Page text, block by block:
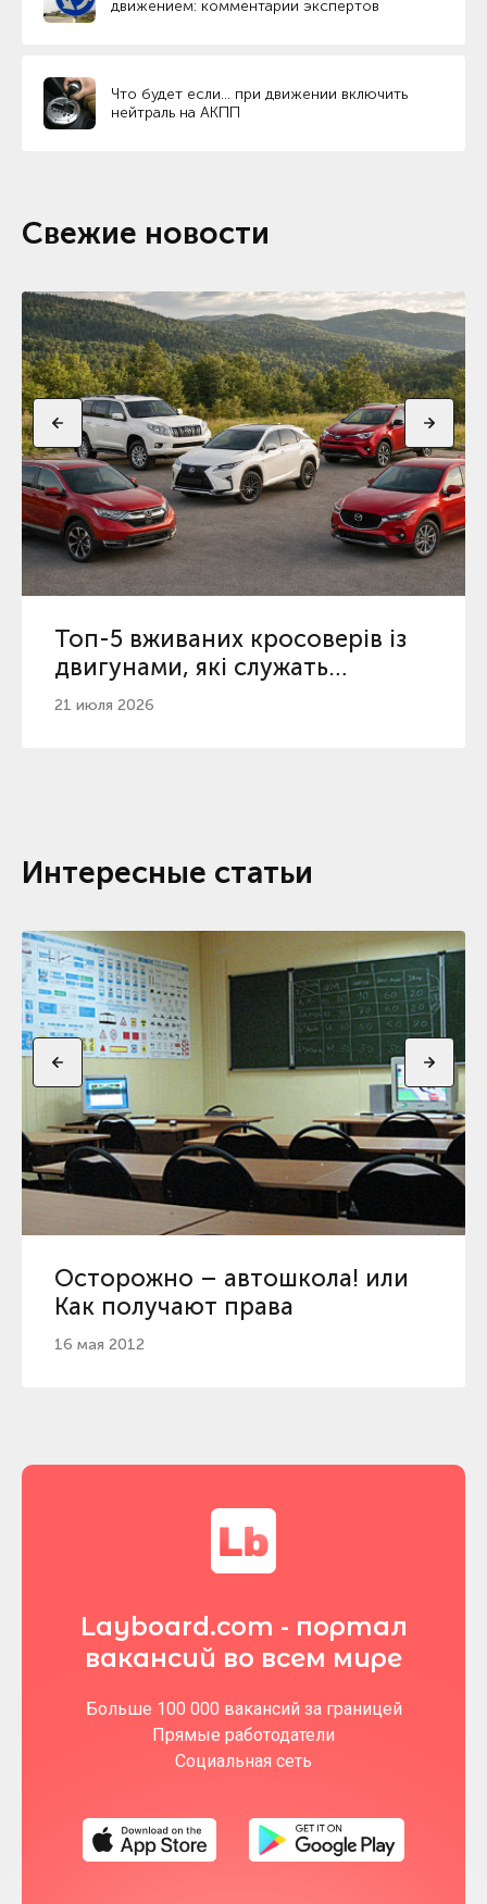
движением: комментарии экспертов
Что будет если… при движении включить
нейтраль на АКПП
Свежие новости
Топ-5 вживаних кросоверів із
двигунами, які служать
найдовше
21 июля 2026
Интересные статьи
Осторожно – автошкола! или
Как получают права
16 мая 2012
Layboard.com - портал
вакансий во всем мире
Больше 100 000 вакансий за границей
Прямые работодатели
Социальная сеть